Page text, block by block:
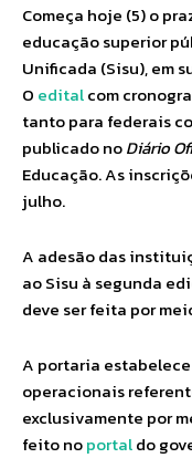
Começa hoje (5) o
educação superior
Unificada (Sisu), em
O editalcom
tanto para federais
publicado noDiário
Educação. As
julho.
A adesão das
ao Sisu à segunda
deve ser feita por
A portaria
operacionais
exclusivamente por
feito noportaldo